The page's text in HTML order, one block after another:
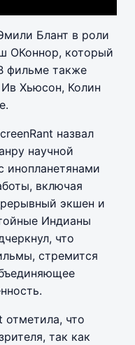
Блант в роли
ОКоннор, который
фильме также
Хьюсон, Колин
назвал
научной
инопланетянами
включая
экшен и
Индианы
что
стремится
отметила, что
так как